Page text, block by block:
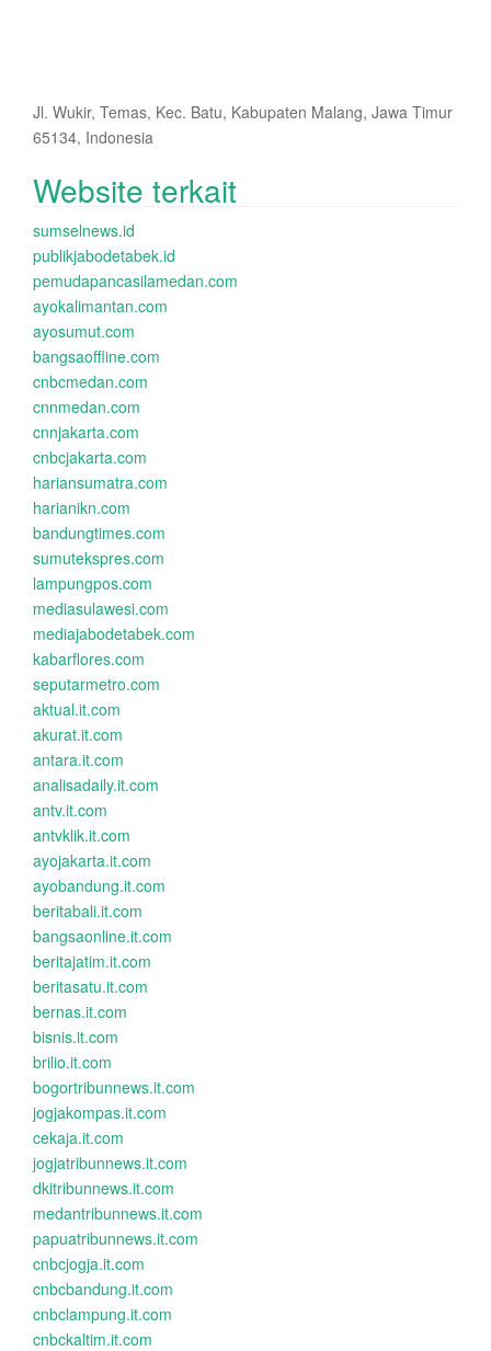
Jl. Wukir, Temas, Kec. Batu, Kabupaten Malang, Jawa Timur
65134, Indonesia
Website terkait
sumselnews.id
publikjabodetabek.id
pemudapancasilamedan.com
ayokalimantan.com
ayosumut.com
bangsaoffline.com
cnbcmedan.com
cnnmedan.com
cnnjakarta.com
cnbcjakarta.com
hariansumatra.com
harianikn.com
bandungtimes.com
sumutekspres.com
lampungpos.com
mediasulawesi.com
mediajabodetabek.com
kabarflores.com
seputarmetro.com
aktual.it.com
akurat.it.com
antara.it.com
analisadaily.it.com
antv.it.com
antvklik.it.com
ayojakarta.it.com
ayobandung.it.com
beritabali.it.com
bangsaonline.it.com
beritajatim.it.com
beritasatu.it.com
bernas.it.com
bisnis.it.com
brilio.it.com
bogortribunnews.it.com
jogjakompas.it.com
cekaja.it.com
jogjatribunnews.it.com
dkitribunnews.it.com
medantribunnews.it.com
papuatribunnews.it.com
cnbcjogja.it.com
cnbcbandung.it.com
cnbclampung.it.com
cnbckaltim.it.com